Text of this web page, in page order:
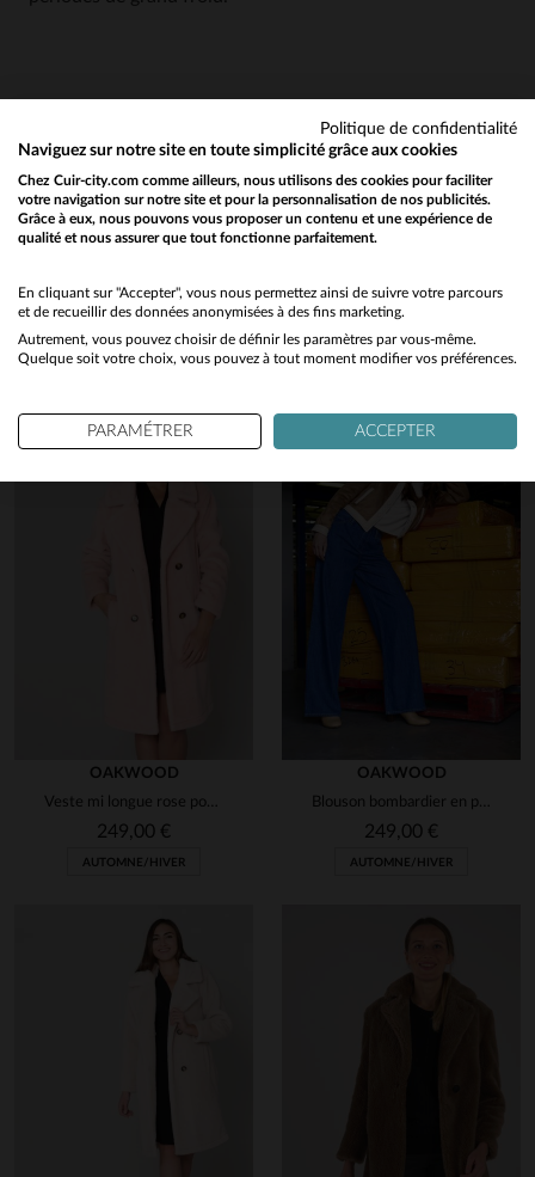
Basé sur1 avis soumis à un
contrôle
Voir tous les avis sur ce site
4étoiles
0
2étoiles
0
Trier les avis
Qualité, esthétique
Avis du
expérience du17/12/2021
Caminade F.
UTILE
Découvrez ces produits similaires sélectionnés pour vous
OAKWOOD
Veste mi longue rose poudré
249,00 €
AUTOMNE/HIVER
OAKWOOD
Blouson bombardier en polyester effet mouton retourné
249,00 €
AUTOMNE/HIVER
Would you like to be redirected to our English site?
No
Yes
Politique de confidentialité
Naviguez sur notre site en toute simplicité grâce aux cookies
Chez Cuir-city.com comme ailleurs, nous utilisons des cookies pour faciliter
votre navigation sur notre site et pour la personnalisation de nos publicités.
Grâce à eux, nous pouvons vous proposer un contenu et une expérience de
qualité et nous assurer que tout fonctionne parfaitement.
En cliquant sur "Accepter", vous nous permettez ainsi de suivre votre parcours
et de recueillir des données anonymisées à des fins marketing.
Autrement, vous pouvez choisir de définir les paramètres par vous-même.
Quelque soit votre choix, vous pouvez à tout moment modifier vos préférences.
PARAMÉTRER ACCEPTER